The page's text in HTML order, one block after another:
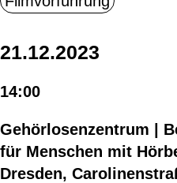
21.12.2023
14:00
Gehörlosenzentrum |
für Menschen mit
Dresden,